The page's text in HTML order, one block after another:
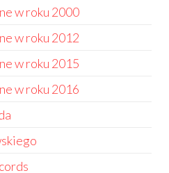
w roku 2000
w roku 2012
w roku 2015
w roku 2016